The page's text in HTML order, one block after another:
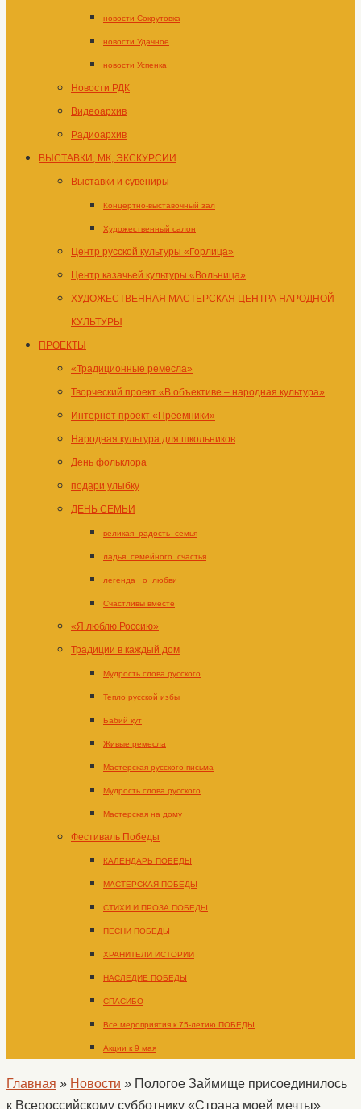
новости Сокрутовка
новости Удачное
новости Успенка
Новости РДК
Видеоархив
Радиоархив
ВЫСТАВКИ, МК, ЭКСКУРСИИ
Выставки и сувениры
Концертно-выставочный зал
Художественный салон
Центр русской культуры «Горлица»
Центр казачьей культуры «Вольница»
ХУДОЖЕСТВЕННАЯ МАСТЕРСКАЯ ЦЕНТРА НАРОДНОЙ
КУЛЬТУРЫ
ПРОЕКТЫ
«Традиционные ремесла»
Творческий проект «В объективе – народная культура»
Интернет проект «Преемники»
Народная культура для школьников
День фольклора
подари улыбку
ДЕНЬ СЕМЬИ
великая_радость–семья
ладья_семейного_счастья
легенда _о_любви
Счастливы вместе
«Я люблю Россию»
Традиции в каждый дом
Мудрость слова русского
Тепло русской избы
Бабий кут
Живые ремесла
Мастерская русского письма
Мудрость слова русского
Мастерская на дому
Фестиваль Победы
КАЛЕНДАРЬ ПОБЕДЫ
МАСТЕРСКАЯ ПОБЕДЫ
СТИХИ И ПРОЗА ПОБЕДЫ
ПЕСНИ ПОБЕДЫ
ХРАНИТЕЛИ ИСТОРИИ
НАСЛЕДИЕ ПОБЕДЫ
СПАСИБО
Все мероприятия к 75-летию ПОБЕДЫ
Акции к 9 мая
Главная » Новости » Пологое Займище присоединилось
к Всероссийскому субботнику «Страна моей мечты»